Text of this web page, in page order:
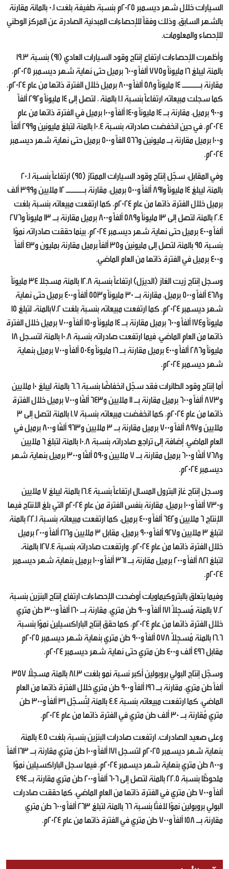
السيارات خلال شهر ديسمبر 2025م بنسبة طفيفة بلغت 0.1 بالمائة مقارنة
بالشهر السابق، وذلك وفقاً للإحصاءات المبدئية الصادرة عن المركز الوطني
للإحصاء والمعلومات.
وأظهرت الإحصاءات ارتفاع إنتاج وقود السيارات العادي (91) بنسبة 19.3
بالمئة ليبلغ 16 مليوناً و775 ألفاً و600 برميل حتى نهاية شهر ديسمبر 2025م،
مقارنة بـــــ 14 مليوناً و58 ألفاً و800 برميل خلال الفترة ذاتها من عام 2024م،
كما سجلت مبيعاته ارتفاعاً بنسبة 1.1 بالمئة ، لتصل إلى 14 مليوناً و292 ألفاً
و900 برميل، مقارنة بـ 14 مليوناً و140 ألفاً و100 برميل في الفترة ذاتها من عام
2024م، في حين انخفضت صادراته بنسبة 10.4 بالمئة لتبلغ مليونين و299 ألفاً
و100 برميل مقارنة بـ مليونين و566 الفاً و500 برميل حتى نهاية شهر ديسمبر
2024م.
وفي المقابل، سجّل إنتاج وقود السيارات الممتاز (95) ارتفاعاً بنسبة 20.1
بالمئة ليبلغ 14 مليوناً و891 ألفاً و500 برميل، مقارنة بـــــ 12 ملايين و399 ألف
برميل خلال الفترة ذاتها من عام 2024م، كما ارتفعت مبيعاته بنسبة بلغت
2.4 بالمئة لتصل إلى 13 مليوناً و589 ألفاً و800 برميل مقارنة بـ 13 مليوناً و276
ألفاً و400 برميل حتى نهاية شهر ديسمبر 2024م، بينما حققت صادراته نموًا
بنسبة 95 بالمئة لتصل إلى مليونين و35 ألفاً برميل مقارنة بمليون و43 ألفاً
و400 برميل في الفترة ذاتها من العام الماضي.
وسجل إنتاج زيت الغاز (الديزل) ارتفاعاً بنسبة 12.8 بالمئة مسجلا 34 مليوناً
و468 ألفاً و500 برميل، مقارنة بـ 30 مليوناً و553 ألفاً و400 برميل حتى نهاية
شهر ديسمبر
202
4م. كما ارتفعت مبيعاته بنسبة بلغت 7.2بالمئة، لتبلغ 15
مليوناً و174 ألفاً و600 برميل مقارنة بـ 14 مليوناً و150 ألفاً و700 برميل خلال الفترة
ذاتها من العام الماضي، فيما ارتفعت صادراته بنسبة 10.8 بالمئة لتسجل 18
مليوناً و286 ألفاً و400 برميل مقارنة بـ 16 مليوناً و504 ألفاً و700 برميل بنهاية
شهر ديسمبر 2024م.
أما إنتاج وقود الطائرات فقد سجّل انخفاضًا بنسبة 6.6 بالمئة ليبلغ 10 ملايين
و873 ألفاً و600 برميل مقارنة بـ 11 ملايين و643 ألفًا و700 برميل خلال الفترة
ذاتها من عام 2024م، كما انخفضت مبيعاته بنسبة 1.7 بالمئة لتصل إلى 3
ملايين و897 ألفاً و700 برميل مقارنة بـ 3 ملايين و963 ألفًا و800 برميل في
العام الماضي، إضافة إلى تراجع صادراته بنسبة 10.8 بالمئة لتبلغ 6 ملايين
و768 ألفًا و600 برميل مقارنة بـ 7 ملايين و590 ألفًا و300 برميل بنهاية شهر
ديسمبر 2024م.
وسجل إنتاج غاز البترول المسال ارتفاعاً بنسبة 16.4 بالمئة ليبلغ 7 ملايين
و730 ألفاً و100 برميل، مقارنة بنفس الفترة من عام 2024م التي بلغ الانتاج فيها
الإنتاج 6 ملايين و642 ألفاً و400 برميل، كما ارتفعت مبيعاته بنسبة 22.1 بالمئة
لتبلغ 3 ملايين و927 ألفاً و900 برميل، مقابل 3 ملايين و216 ألفاً و200 برميل
خلال الفترة ذاتها من عام 2024م، وارتفعت صادراته بنسبة 127.4 بالمئة،
لتبلغ 821 ألفاً و200 برميل مقارنة بـ 361 ألفاً و100 برميل بنهاية شهر ديسمبر
2024م.
وفيما يتعلق بالبتروكيماويات أوضحت الإحصاءات ارتفاع إنتاج البنزين بنسبة
7.2 بالمئة مُسجِلاً 171 ألفاً و900 طن متري، مقارنة بـ 160 ألفاً و300 طن متري
خلال الفترة ذاتها من عام 2024م، كما حقق إنتاج الباراكسيلين نموًا بنسبة
16.6 بالمئة مُسجِلاً 578 ألفاً و900 طن متري بنهاية شهر ديسمبر 2025م
مقابل 496 ألف و400 طن متري حتى نهاية شهر ديسمبر 2024م.
وسجّل إنتاج البولي بروبولين أكبر نسبة نمو بلغت 81.3 بالمئة مسجلًا 357
ألفاً طن متري، مقارنة بـ 196 ألفاً و900 طن متري خلال الفترة ذاتها من العام
الماضي، كما ارتفعت مبيعاته بنسبة 4.4 بالمئة لِتُسجّل 31 ألفاً و300 طن
متري مُقارنة بـ 30 ألف طن متري في الفترة ذاتها من عام 2024م.
وعلى صعيد الصادرات، ارتفعت صادرات البنزين بنسبة بلغت 4.5 بالمئة
بنهاية شهر ديسمبر 2025م لتسجل 171 ألفاً و100 طن متري مقارنة بـ 163 ألفاً
و800 طن متري بنهاية شهر ديسمبر 2024م، فيما سجل الباراكسيلين نموًا
ملحوظًا بنسبة 22.5 بالمئة لتصل إلى 606 ألفاً و200 طن متري مقارنة بـ 494
ألفاً و700 طن متري في الفترة ذاتها من العام الماضي، كما حققت صادرات
البولي بروبولين نموًا لافتًا بنسبة 66 بالمئة لتبلغ 263 ألفاً و600 طن متري
مقارنة بـ 158 ألفاً و700 طن متري في الفترة ذاتها من عام 2024م.